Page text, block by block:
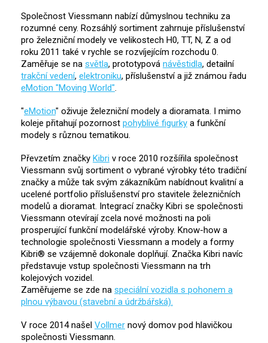
Společnost Viessmann nabízí důmyslnou techniku za
rozumné ceny. Rozsáhlý sortiment zahrnuje příslušenství
pro železniční modely ve velikostech H0, TT, N, Z a od
roku 2011 také v rychle se rozvíjejícím rozchodu 0.
Zaměřuje se na světla, prototypová návěstidla, detailní
trakční vedení, elektroniku, příslušenství a již známou řadu
eMotion "Moving World"
"eMotion" oživuje železniční modely a dioramata. I mimo
koleje přitahují pozornost pohyblivé figurky a funkční
modely s různou tematikou.
Převzetím značky Kibri v roce 2010 rozšířila společnost
Viessmann svůj sortiment o vybrané výrobky této tradiční
značky a může tak svým zákazníkům nabídnout kvalitní a
ucelené portfolio příslušenství pro stavitele železničních
modelů a dioramat. Integrací značky Kibri se společnosti
Viessmann otevírají zcela nové možnosti na poli
prosperující funkční modelářské výroby. Know-how a
technologie společnosti Viessmann a modely a formy
Kibri® se vzájemně dokonale doplňují. Značka Kibri navíc
představuje vstup společnosti Viessmann na trh
kolejových vozidel.
Zaměřujeme se zde na speciální vozidla s pohonem a
plnou výbavou (stavební a údržbářská).
V roce 2014 našel Vollmer nový domov pod hlavičkou
společnosti Viessmann.